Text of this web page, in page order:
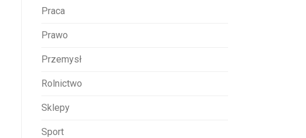
Praca
Prawo
Przemysł
Rolnictwo
Sklepy
Sport